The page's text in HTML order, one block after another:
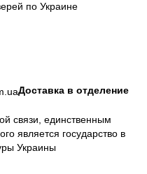
по Украине
Доставка в отделение
связи, единственным
является государство в
Украины